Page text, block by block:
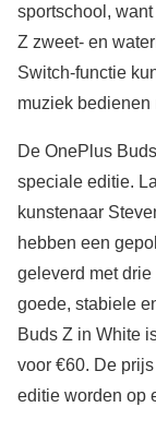
sportschool,
Z zweet- en
Switch-functie
muziek bedienen
De OnePlus
speciale editie.
kunstenaar
hebben een
geleverd met
goede, stabiele
Buds Z in White
voor €60. De
editie worden op